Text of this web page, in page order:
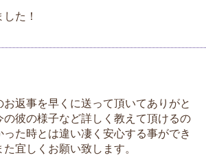
た！
返事を早くに送って頂いてありがと
の彼の様子など詳しく教えて頂けるの
た時とは違い凄く安心する事ができ
宜しくお願い致します。